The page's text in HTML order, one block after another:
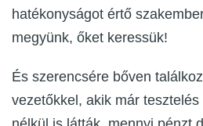
hatékonyságot értő
megyünk, őket keressük!
És szerencsére bőven
vezetőkkel, akik már